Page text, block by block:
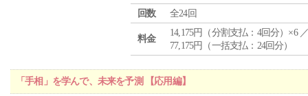
回数
全24回
料金
14,175円（分割支払：4回分）×6
77,175円（一括支払：24回分）
「手相」を学んで、未来を予測 【応用編】